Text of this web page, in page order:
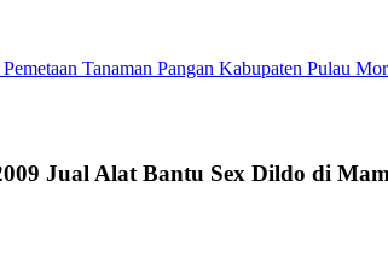
Tanaman Pangan Kabupaten Pulau
Jual Alat Bantu Sex Dildo di